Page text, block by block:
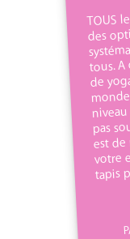
TOUS
des
tous.
de
pas
est
votre
tapis